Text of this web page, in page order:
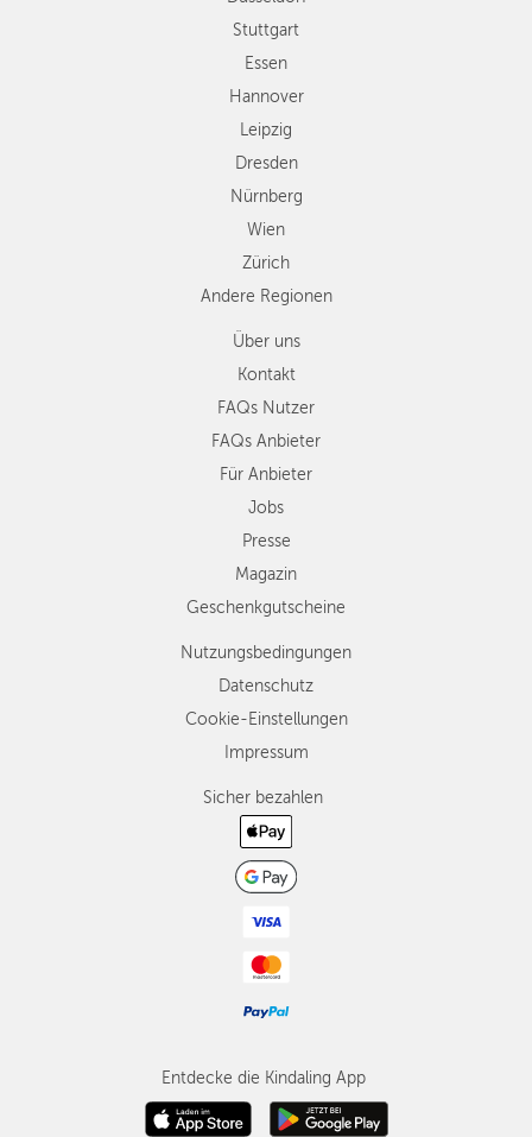
Wien
Zürich
Andere
Regionen
Stuttgart
Essen
Hannover
Leipzig
Dresden
Nürnberg
Wien
Zürich
Andere Regionen
Über uns
Kontakt
FAQs Nutzer
FAQs Anbieter
Für Anbieter
Jobs
Presse
Magazin
Geschenkgutscheine
Nutzungsbedingungen
Datenschutz
Cookie-Einstellungen
Impressum
Sicher bezahlen
Entdecke die Kindaling App